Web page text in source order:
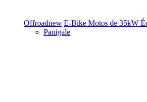
Offroadnew E-Bike Motos de 35kW
Panigale